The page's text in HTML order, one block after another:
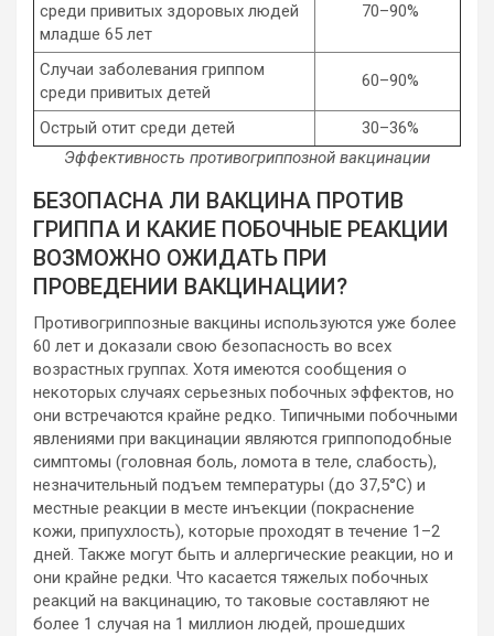
среди привитых здоровых людей
младше 65 лет
70–90%
Случаи заболевания гриппом
среди привитых детей
60–90%
Острый отит среди детей
30–36%
Эффективность противогриппозной вакцинации
БЕЗОПАСНА ЛИ ВАКЦИНА ПРОТИВ
ГРИППА И КАКИЕ ПОБОЧНЫЕ РЕАКЦИИ
ВОЗМОЖНО ОЖИДАТЬ ПРИ
ПРОВЕДЕНИИ ВАКЦИНАЦИИ?
Противогриппозные вакцины используются уже более
60 лет и доказали свою безопасность во всех
возрастных группах. Хотя имеются сообщения о
некоторых случаях серьезных побочных эффектов, но
они встречаются крайне редко. Типичными побочными
явлениями при вакцинации являются гриппоподобные
симптомы (головная боль, ломота в теле, слабость),
незначительный подъем температуры (до 37,5°С) и
местные реакции в месте инъекции (покраснение
кожи, припухлость), которые проходят в течение 1–2
дней. Также могут быть и аллергические реакции, но и
они крайне редки. Что касается тяжелых побочных
реакций на вакцинацию, то таковые составляют не
более 1 случая на 1 миллион людей, прошедших